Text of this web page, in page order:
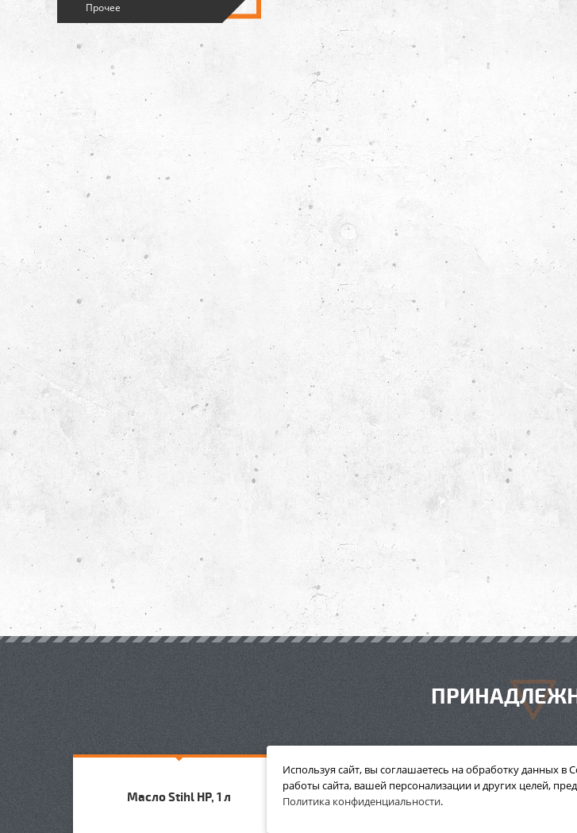
Прочее
Масло Stihl HP, 1 л
Воздуходувное устройство Stihl
BG-KM
Используя сайт, вы соглашаетесь на обработку данных в
работы сайта, вашей персонализации и других целей,
Политика конфиденциальности.